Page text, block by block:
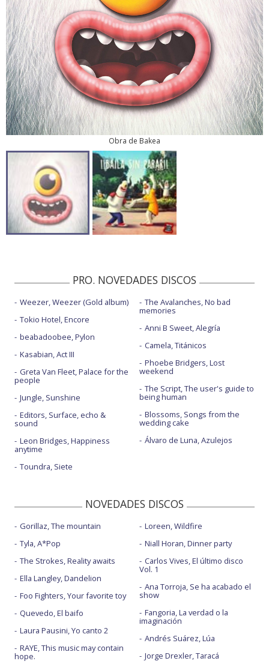
Obra de Bakea
PRO. NOVEDADES DISCOS
Weezer, Weezer (Gold album)
Tokio Hotel, Encore
beabadoobee, Pylon
Kasabian, Act III
Greta Van Fleet, Palace for the
people
Jungle, Sunshine
Editors, Surface, echo &
sound
Leon Bridges, Happiness
anytime
Toundra, Siete
The Avalanches, No bad
memories
Anni B Sweet, Alegría
Camela, Titánicos
Phoebe Bridgers, Lost
weekend
The Script, The user's guide to
being human
Blossoms, Songs from the
wedding cake
Álvaro de Luna, Azulejos
NOVEDADES DISCOS
Gorillaz, The mountain
Tyla, A*Pop
The Strokes, Reality awaits
Ella Langley, Dandelion
Foo Fighters, Your favorite toy
Quevedo, El baifo
Laura Pausini, Yo canto 2
RAYE, This music may contain
hope.
Loreen, Wildfire
Niall Horan, Dinner party
Carlos Vives, El último disco
Vol. 1
Ana Torroja, Se ha acabado el
show
Fangoria, La verdad o la
imaginación
Andrés Suárez, Lúa
Jorge Drexler, Taracá